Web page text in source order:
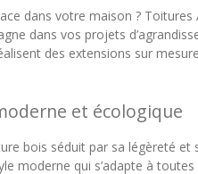
dans votre maison ?
dans vos projets
des extensions sur
et écologique
bois séduit par sa légèreté
moderne qui s’adapte à